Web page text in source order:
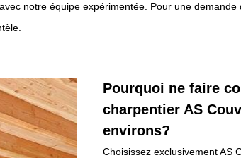
notre équipe expérimentée. Pour une
Pourquoi ne faire
charpentier AS
environs?
Choisissez exclusivement AS